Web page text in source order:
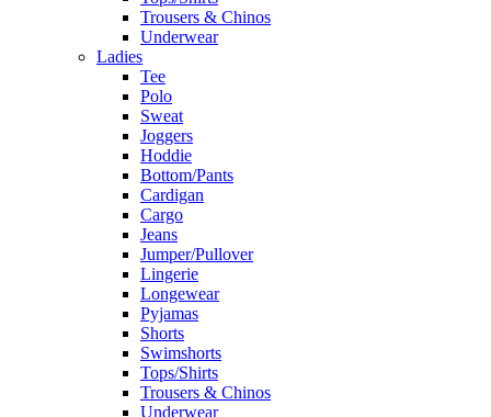
Trousers & Chinos
Underwear
Ladies
Tee
Polo
Sweat
Joggers
Hoddie
Bottom/Pants
Cardigan
Cargo
Jeans
Jumper/Pullover
Lingerie
Longewear
Pyjamas
Shorts
Swimshorts
Tops/Shirts
Trousers & Chinos
Underwear